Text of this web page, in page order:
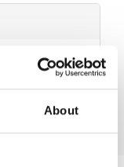
About
12 marzo 2015